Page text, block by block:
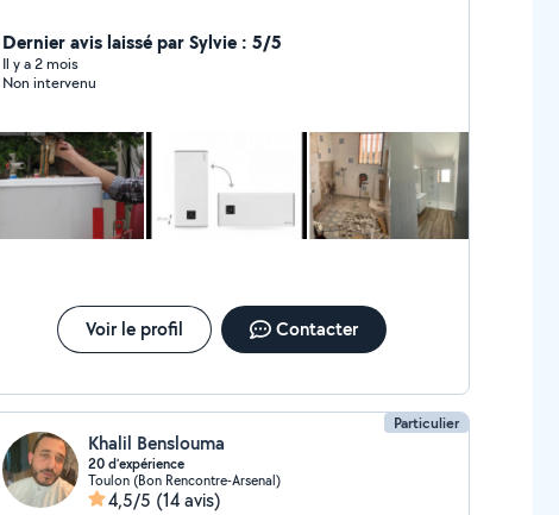
Dernier avis laissé par Sylvie : 5/5
Il y a 2 mois
Non intervenu
Voir le profil Contacter
Particulier
Khalil Benslouma
20 d’expérience
Toulon (Bon Rencontre-Arsenal)
4,5/5 (14 avis)